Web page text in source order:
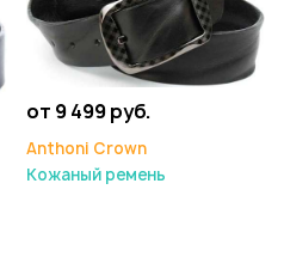
от 9 499 руб.
Anthoni Crown
Кожаный ремень